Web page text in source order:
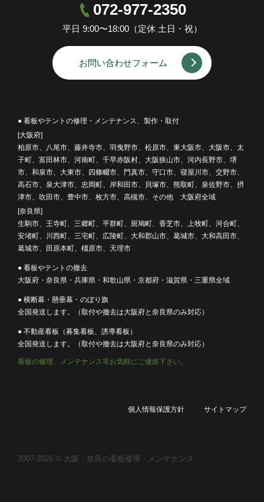
072-977-2350
平日 9:00〜18:00（定休 土日・祝）
お問い合わせフォーム
● 看板やテントの修理・メンテナンス、製作・取付
[大阪府]
柏原市、八尾市、藤井寺市、羽曳野市、松原市、東大阪市、大阪市、太
子町、富田林市、河南町、千早赤阪村、大阪狭山市、河内長野市、堺
市、和泉市、大東市、四條畷市、門真市、守口市、寝屋川市、交野市、
高石市、泉大津市、忠岡町、岸和田市、貝塚市、熊取町、泉佐野市、摂
津市、吹田市、豊中市、枚方市、高槻市、その他 大阪府全域
[奈良県]
生駒市、王寺町、三郷町、平群町、斑鳩町、香芝市、上牧町、河合町、
安堵町、川西町、三宅町、広陵町、大和郡山市、葛城市、大和高田市、
葛城市、田原本町、橿原市、天理市
● 看板やテントの撤去
大阪府・奈良県・兵庫県・和歌山県・京都府・滋賀県・三重県全域
● 横断幕・懸垂幕・のぼり旗
全国発送します。（取付や撤去は大阪府と奈良県のみ対応）
● 不動産看板（募集看板、誘導看板）
全国発送します。（取付や撤去は大阪府と奈良県のみ対応）
看板の修理、メンテナンス等お気軽にご連絡下さい。
個人情報保護方針 サイトマップ
2007-2026 © 大阪・奈良の看板修理・メンテナンス